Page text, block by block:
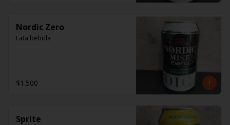
Nordic Zero
Lata bebida
$1.500
Sprite